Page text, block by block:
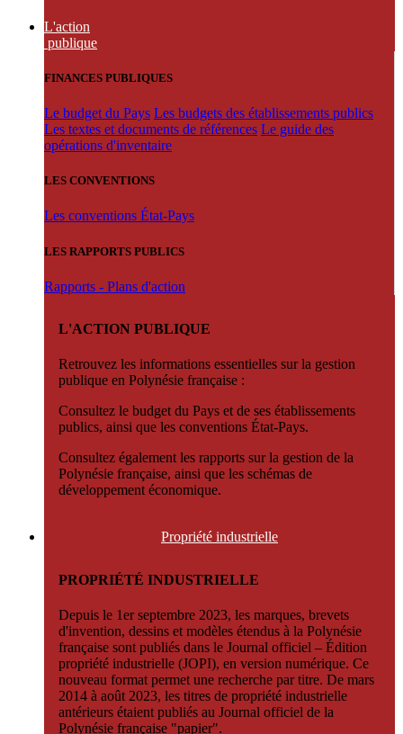
L'action
publique
FINANCES PUBLIQUES
Le budget du Pays Les budgets des établissements publics
Les textes et documents de références Le guide des
opérations d'inventaire
LES CONVENTIONS
Les conventions État-Pays
LES RAPPORTS PUBLICS
Rapports - Plans d'action
L'ACTION PUBLIQUE
Retrouvez les informations essentielles sur la gestion
publique en Polynésie française :
Consultez le budget du Pays et de ses établissements
publics, ainsi que les conventions État-Pays.
Consultez également les rapports sur la gestion de la
Polynésie française, ainsi que les schémas de
développement économique.
Propriété industrielle
PROPRIÉTÉ INDUSTRIELLE
Depuis le 1er septembre 2023, les marques, brevets
d'invention, dessins et modèles étendus à la Polynésie
française sont publiés dans le Journal officiel – Édition
propriété industrielle (JOPI), en version numérique. Ce
nouveau format permet une recherche par titre. De mars
2014 à août 2023, les titres de propriété industrielle
antérieurs étaient publiés au Journal officiel de la
Polynésie française "papier".